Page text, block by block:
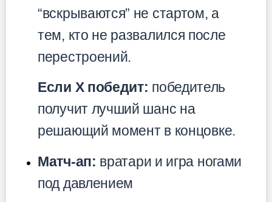
“вскрываются” не стартом, а
тем, кто не развалился после
перестроений.
Если X победит: победитель
получит лучший шанс на
решающий момент в концовке.
Матч-ап: вратари и игра ногами
под давлением